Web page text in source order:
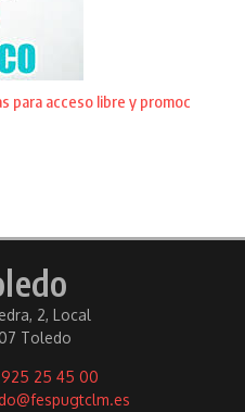
para acceso libre y promoc
2, Local
Toledo
925 25 45 00